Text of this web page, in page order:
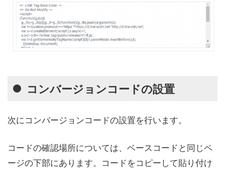
コンバージョンコードの設置
次にコンバージョンコードの設置を行います。
コードの確認場所については、ベースコードと同じペ
ージの下部にあります。コードをコピーして貼り付け